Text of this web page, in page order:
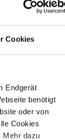
Cookies
Endgerät
benötigt
oder von
Cookies
Mehr dazu
of business unit
park
and saunas